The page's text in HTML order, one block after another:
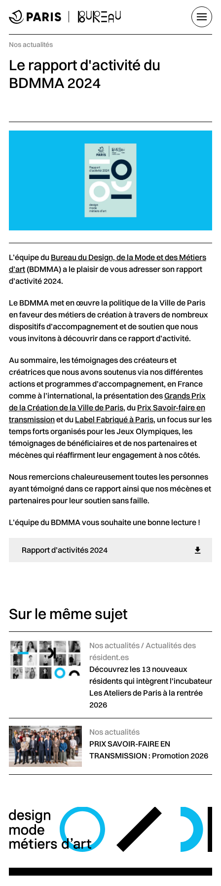
Catégorie :
Nos actualités
Le rapport d'activité du
BDMMA 2024
L’équipe du Bureau du Design, de la Mode et des Métiers
d’art(BDMMA) a le plaisir de vous adresser son rapport
d’activité 2024.
Le BDMMA met en œuvre la politique de la Ville de Paris
en faveur des métiers de création à travers de nombreux
dispositifs d’accompagnement et de soutien que nous
vous invitons à découvrir dans ce rapport d’activité.
Au sommaire, les témoignages des créateurs et
créatrices que nous avons soutenus via nos différentes
actions et programmes d’accompagnement, en France
comme à l’international, la présentation desGrands Prix
de la Création de la Ville de Paris, du Prix Savoir-faire en
transmissionet du Label Fabriqué à Paris, un focus sur les
temps forts organisés pour les Jeux Olympiques, les
témoignages de bénéficiaires et de nos partenaires et
mécènes qui réaffirment leur engagement à nos côtés.
Nous remercions chaleureusement toutes les personnes
ayant témoigné dans ce rapport ainsi que nos mécènes et
partenaires pour leur soutien sans faille.
L’équipe du BDMMA vous souhaite une bonne lecture !
Rapport d’activités 2024
Sur le même sujet
Catégories :
Nos actualités / Actualités des
résident.es
Découvrez les 13 nouveaux
résidents qui intègrent l'incubateur
Les Ateliers de Paris à la rentrée
2026
Catégories :
Nos actualités
PRIX SAVOIR-FAIRE EN
TRANSMISSION : Promotion 2026